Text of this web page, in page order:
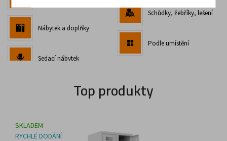
Nábytek a doplňky
Sedací nábytek
Schůdky, žebříky, lešení
Podle umístění
Top produkty
SKLADEM
RYCHLÉ DODÁNÍ